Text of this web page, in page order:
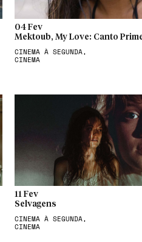
04 Fev
Mektoub, My Love: Canto
CINEMA À SEGUNDA,
CINEMA
11 Fev
Selvagens
CINEMA À SEGUNDA,
CINEMA